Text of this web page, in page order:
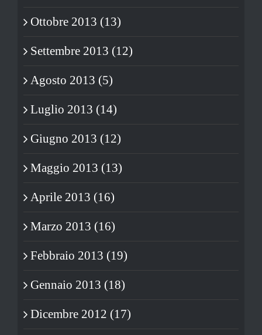
Ottobre 2013 (13)
Settembre 2013 (12)
Agosto 2013 (5)
Luglio 2013 (14)
Giugno 2013 (12)
Maggio 2013 (13)
Aprile 2013 (16)
Marzo 2013 (16)
Febbraio 2013 (19)
Gennaio 2013 (18)
Dicembre 2012 (17)